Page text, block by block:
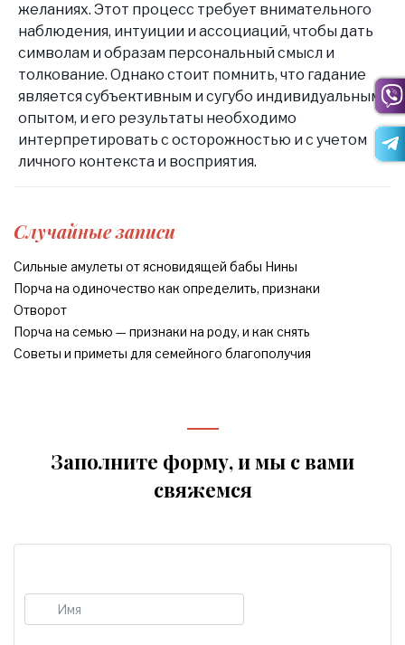
желаниях. Этот процесс требует внимательного
наблюдения, интуиции и ассоциаций, чтобы дать
символам и образам персональный смысл и
толкование. Однако стоит помнить, что гадание
является субъективным и сугубо индивидуальным
опытом, и его результаты необходимо
интерпретировать с осторожностью и с учетом
личного контекста и восприятия.
Случайные записи
Сильные амулеты от ясновидящей бабы Нины
Порча на одиночество как определить, признаки
Отворот
Порча на семью — признаки на роду, и как снять
Советы и приметы для семейного благополучия
Заполните форму, и мы с вами
свяжемся